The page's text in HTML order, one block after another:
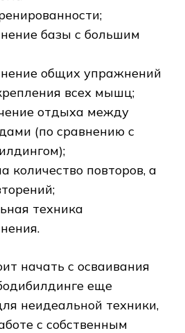
базы с большим
общих упражнений
всех мышц;
отдыха между
(по сравнению с
количество повторов, а
техника
начать с осваивания
еще
неидеальной техники,
с собственным